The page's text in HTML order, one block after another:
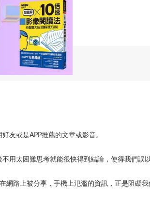
友或是APP推薦的文章或影音。
用太困難思考就能很快得到結論，使得我們誤
網路上被分享，手機上氾濫的資訊，正是阻礙